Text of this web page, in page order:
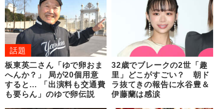
話題
板東英二さん「ゆで卵おま
へんか？」 局が20個用意
すると… 「出演料も交通費
も要らん」のゆで卵伝説
32歳でブレークの2世「趣
里」どこがすごい？ 朝ド
ラ抜てきの報告に水谷豊＆
伊藤蘭は感涙